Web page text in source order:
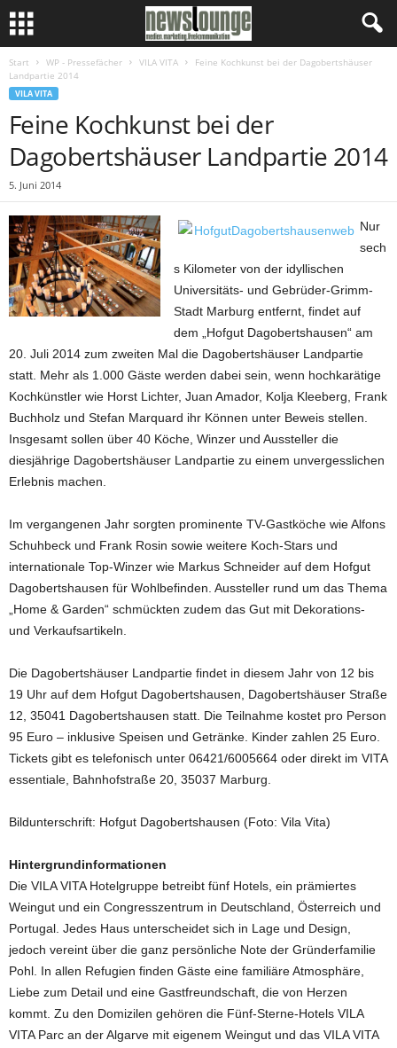
Start WP - Pressefächer VILA VITA
Feine Kochkunst bei der Dagobertshäuser
Landpartie 2014
VILA VITA
Feine Kochkunst bei der
Dagobertshäuser Landpartie 2014
5. Juni 2014
Nur
sech
s Kilometer von der idyllischen
Universitäts- und Gebrüder-Grimm-
Stadt Marburg entfernt, findet auf
dem „Hofgut Dagobertshausen“ am
20. Juli 2014 zum zweiten Mal die Dagobertshäuser Landpartie
statt. Mehr als 1.000 Gäste werden dabei sein, wenn hochkarätige
Kochkünstler wie Horst Lichter, Juan Amador, Kolja Kleeberg, Frank
Buchholz und Stefan Marquard ihr Können unter Beweis stellen.
Insgesamt sollen über 40 Köche, Winzer und Aussteller die
diesjährige Dagobertshäuser Landpartie zu einem unvergesslichen
Erlebnis machen.
Im vergangenen Jahr sorgten prominente TV-Gastköche wie Alfons
Schuhbeck und Frank Rosin sowie weitere Koch-Stars und
internationale Top-Winzer wie Markus Schneider auf dem Hofgut
Dagobertshausen für Wohlbefinden. Aussteller rund um das Thema
„Home & Garden“ schmückten zudem das Gut mit Dekorations-
und Verkaufsartikeln.
Die Dagobertshäuser Landpartie findet in diesem Jahr von 12 bis
19 Uhr auf dem Hofgut Dagobertshausen, Dagobertshäuser Straße
12, 35041 Dagobertshausen statt. Die Teilnahme kostet pro Person
95 Euro – inklusive Speisen und Getränke. Kinder zahlen 25 Euro.
Tickets gibt es telefonisch unter 06421/6005664 oder direkt im VITA
essentiale, Bahnhofstraße 20, 35037 Marburg.
Bildunterschrift: Hofgut Dagobertshausen (Foto: Vila Vita)
Hintergrundinformationen
Die VILA VITA Hotelgruppe betreibt fünf Hotels, ein prämiertes
Weingut und ein Congresszentrum in Deutschland, Österreich und
Portugal. Jedes Haus unterscheidet sich in Lage und Design,
jedoch vereint über die ganz persönliche Note der Gründerfamilie
Pohl. In allen Refugien finden Gäste eine familiäre Atmosphäre,
Liebe zum Detail und eine Gastfreundschaft, die von Herzen
kommt. Zu den Domizilen gehören die Fünf-Sterne-Hotels VILA
VITA Parc an der Algarve mit eigenem Weingut und das VILA VITA